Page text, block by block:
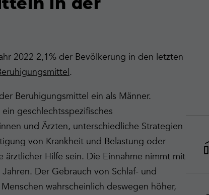
2022 2,1% der Bevölkerung in den letzten
.
Beruhigungsmittel ein als Männer.
geschlechtsspezifisches
und Ärzten, unterschiedliche Strategien
von Krankheit und Belastung oder
ärztlicher Hilfe sein. Die Einnahme nimmt mit
Der Gebrauch von Schlaf- und
wahrscheinlich deswegen höher,